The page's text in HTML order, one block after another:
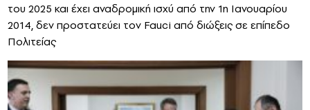
του 2025 και έχει αναδρομική ισχύ από την 1η Ιανουαρίου
2014, δεν προστατεύει τον Fauci από διώξεις σε επίπεδο
Πολιτείας